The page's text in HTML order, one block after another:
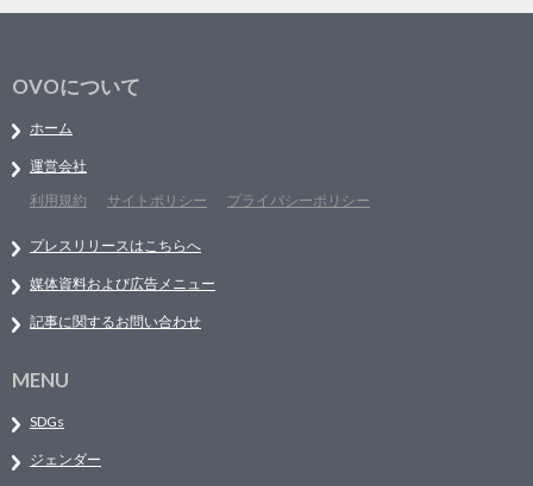
OVOについて
ホーム
運営会社
利用規約
サイトポリシー プライバシーポリシー
プレスリリースはこちらへ
媒体資料および広告メニュー
記事に関するお問い合わせ
MENU
SDGs
ジェンダー